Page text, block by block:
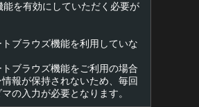
能を有効にしていただく必要が
トブラウズ機能を利用していな
ブラウズ機能をご利用の場合
報が保持されないため、毎回
の入力が必要となります。